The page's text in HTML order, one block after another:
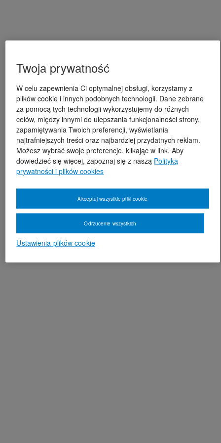
Twoja prywatność
W celu zapewnienia Ci optymalnej obsługi, korzystamy z
plików cookie i innych podobnych technologii. Dane zebrane
za pomocą tych technologii wykorzystujemy do różnych
celów, między innymi do ulepszania funkcjonalności strony,
zapamiętywania Twoich preferencji, wyświetlania
najtrafniejszych treści oraz najbardziej przydatnych reklam.
Możesz wybrać swoje preferencje, klikając w link. Aby
dowiedzieć się więcej, zapoznaj się z naszą Polityką
prywatności i plików cookies
Ustawienia plików cookie
Odrzucenie wszystkich
Akceptuj wszystkie pliki cookie